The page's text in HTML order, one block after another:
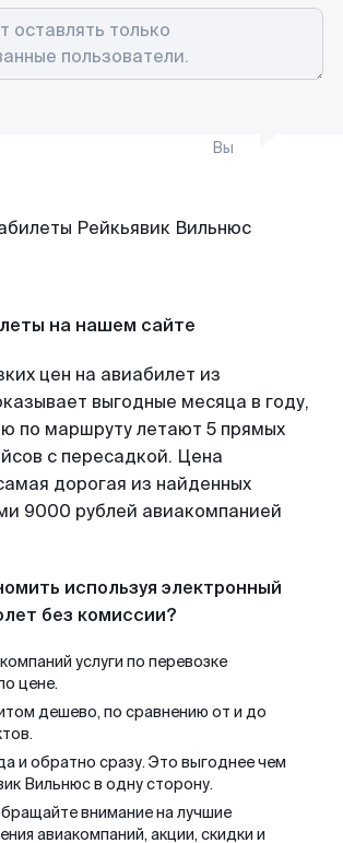
Вы
на нашем сайте
цен на авиабилет из
выгодные месяца в году,
по маршруту летают 5 прямых
с пересадкой. Цена
дорогая из найденных
9000 рублей авиакомпанией
используя электронный
без комиссии?
услуги по перевозке
цене.
дешево, по сравнению от и до
и обратно сразу. Это выгоднее чем
Вильнюс в одну сторону.
внимание на лучшие
авиакомпаний, акции, скидки и